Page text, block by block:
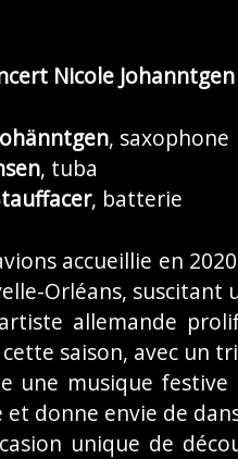
Nicole
, saxophone
, tuba
, batterie
accueillie en
Orléans, suscitant
allemande
saison, avec un
une musique
et donne envie de
unique de